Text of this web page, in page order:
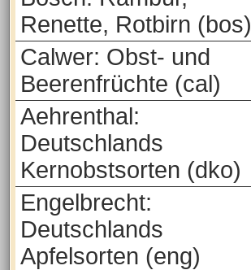
Renette, Rotbirn (bos)
Calwer: Obst- und
Beerenfrüchte (cal)
Aehrenthal:
Deutschlands
Kernobstsorten (dko)
Engelbrecht:
Deutschlands
Apfelsorten (eng)